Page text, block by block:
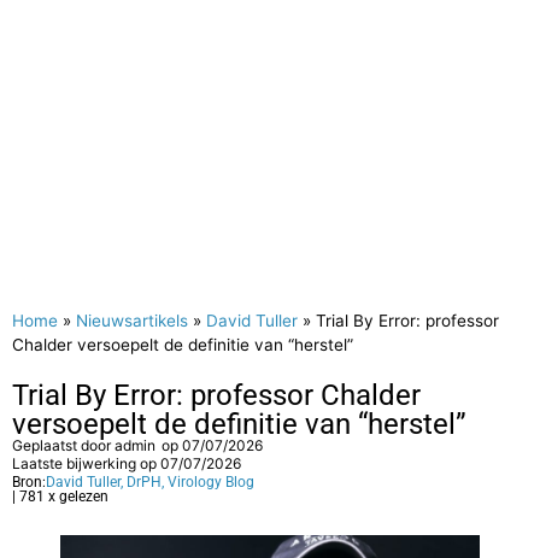
Home » Nieuwsartikels » David Tuller » Trial By Error: professor
Chalder versoepelt de definitie van “herstel”
Trial By Error: professor Chalder
versoepelt de definitie van “herstel”
Geplaatst dooradmin op 07/07/2026
Laatste bijwerking op 07/07/2026
Bron: David Tuller, DrPH, Virology Blog
| 781 x gelezen